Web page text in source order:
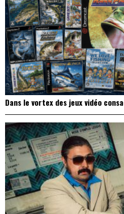
Dans le vortex des jeux vidéo